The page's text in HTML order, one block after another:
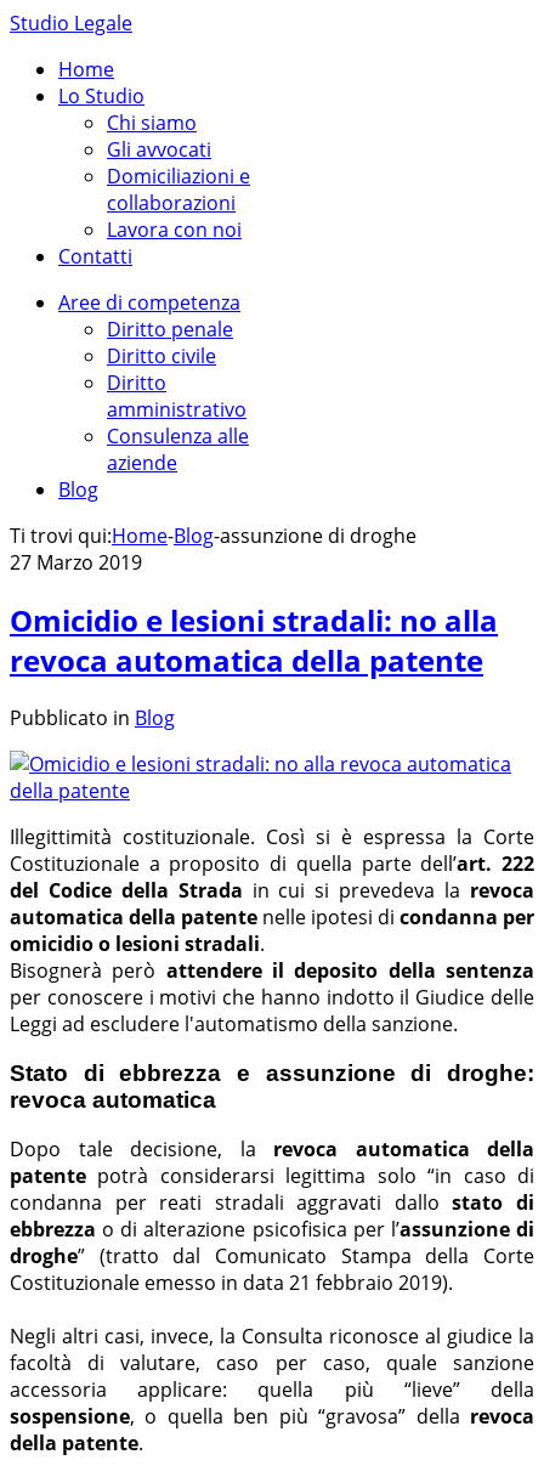
Studio Legale
Home
Lo Studio
Chi siamo
Gli avvocati
Domiciliazioni e
collaborazioni
Lavora con noi
Contatti
Aree di competenza
Diritto penale
Diritto civile
Diritto
amministrativo
Consulenza alle
aziende
Blog
Ti trovi qui:Home-Blog-assunzione di droghe
27 Marzo 2019
Omicidio e lesioni stradali: no alla
revoca automatica della patente
Pubblicato in Blog
Illegittimità costituzionale. Così si è espressa la Corte
Costituzionale a proposito di quella parte dell’art. 222
del Codice della Strada in cui si prevedeva la revoca
automatica della patente nelle ipotesi di condanna per
omicidio o lesioni stradali.
Bisognerà però attendere il deposito della sentenza
per conoscere i motivi che hanno indotto il Giudice delle
Leggi ad escludere l'automatismo della sanzione.
Stato di ebbrezza e assunzione di droghe:
revoca automatica
Dopo tale decisione, la revoca automatica della
patente potrà considerarsi legittima solo “in caso di
condanna per reati stradali aggravati dallostato di
ebbrezza o di alterazione psicofisica per l’assunzione di
droghe” (tratto dal Comunicato Stampa della Corte
Costituzionale emesso in data 21 febbraio 2019).
Negli altri casi, invece, la Consulta riconosce al giudice la
facoltà di valutare, caso per caso, quale sanzione
accessoria applicare: quella più “lieve” della
sospensione, o quella ben più “gravosa” della revoca
della patente.